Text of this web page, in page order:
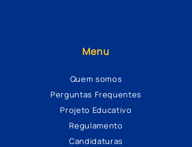
Menu
Quem somos
Perguntas Frequentes
Projeto Educativo
Regulamento
Candidaturas